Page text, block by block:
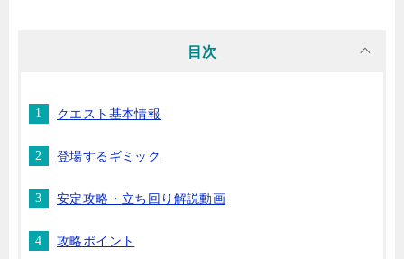
目次
クエスト基本情報
登場するギミック
安定攻略・立ち回り解説動画
攻略ポイント